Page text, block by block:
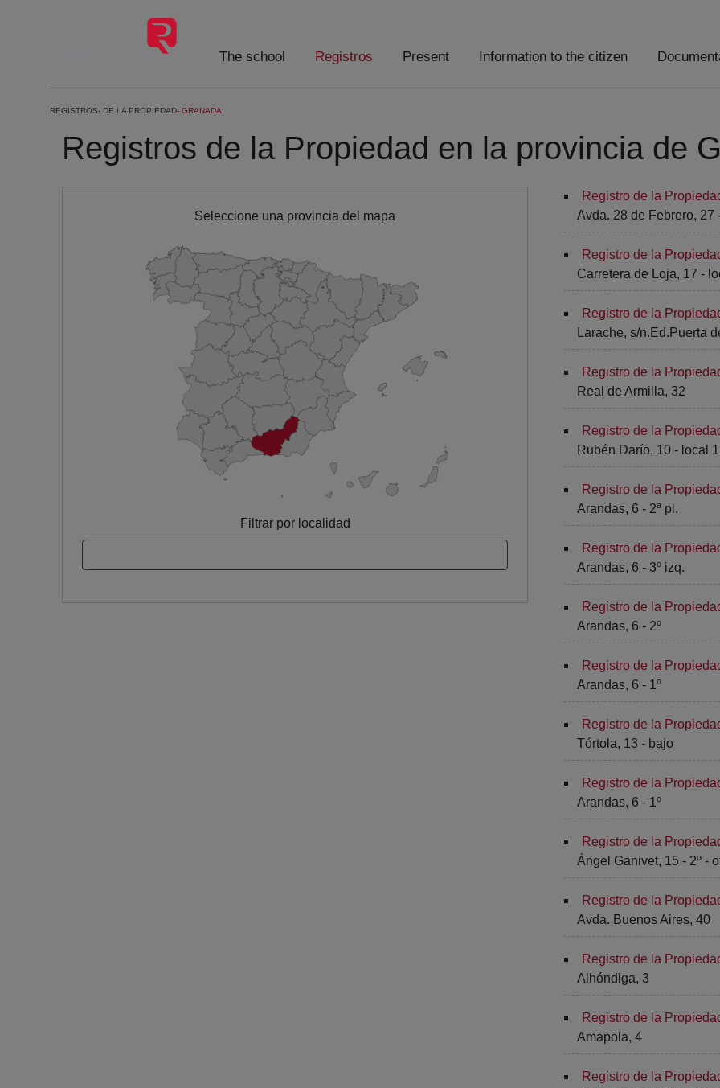
The school Registros Present Information to the citizen
REGISTROS DE LA PROPIEDAD GRANADA
Registros de la Propiedad en la provincia de
Seleccione una provincia del mapa
Filtrar por localidad
Registro de la
Avda. 28 de Febrero, 27
Registro de la
Carretera de Loja, 17 -
Registro de la
Larache, s/n.Ed.Puerta
Registro de la
Real de Armilla, 32
Registro de la
Rubén Darío, 10 - local 1
Registro de la
Arandas, 6 - 2ª pl.
Registro de la
Arandas, 6 - 3º izq.
Registro de la
Arandas, 6 - 2º
Registro de la
Arandas, 6 - 1º
Registro de la
Tórtola, 13 - bajo
Registro de la
Arandas, 6 - 1º
Registro de la
Ángel Ganivet, 15 - 2º -
Registro de la
Avda. Buenos Aires, 40
Registro de la
Alhóndiga, 3
Registro de la
Amapola, 4
Registro de la